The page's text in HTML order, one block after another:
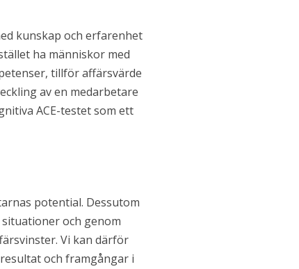
kunskap och erfarenhet
ha människor med
tillför affärsvärde
av en medarbetare
ACE-testet som ett
potential. Dessutom
och genom
Vi kan därför
och framgångar i